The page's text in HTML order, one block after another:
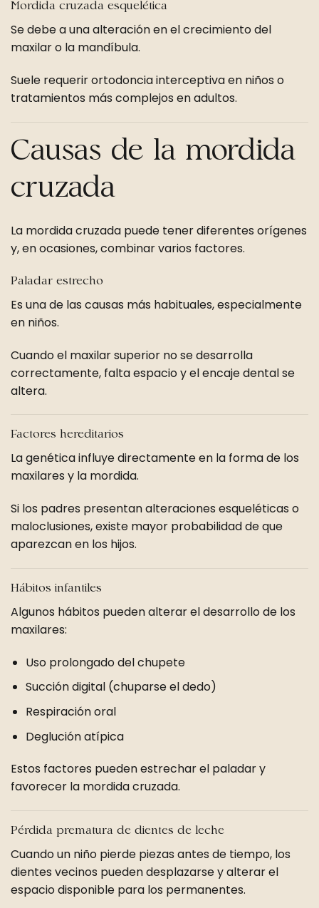
Mordida cruzada esquelética
Se debe a una alteración en el crecimiento del
maxilar o la mandíbula.
Suele requerir ortodoncia interceptiva en niños o
tratamientos más complejos en adultos.
Causas de la mordida
cruzada
La mordida cruzada puede tener diferentes orígenes
y, en ocasiones, combinar varios factores.
Paladar estrecho
Es una de las causas más habituales, especialmente
en niños.
Cuando el maxilar superior no se desarrolla
correctamente, falta espacio y el encaje dental se
altera.
Factores hereditarios
La genética influye directamente en la forma de los
maxilares y la mordida.
Si los padres presentan alteraciones esqueléticas o
maloclusiones, existe mayor probabilidad de que
aparezcan en los hijos.
Hábitos infantiles
Algunos hábitos pueden alterar el desarrollo de los
maxilares:
Uso prolongado del chupete
Succión digital (chuparse el dedo)
Respiración oral
Deglución atípica
Estos factores pueden estrechar el paladar y
favorecer la mordida cruzada.
Pérdida prematura de dientes de leche
Cuando un niño pierde piezas antes de tiempo, los
dientes vecinos pueden desplazarse y alterar el
espacio disponible para los permanentes.